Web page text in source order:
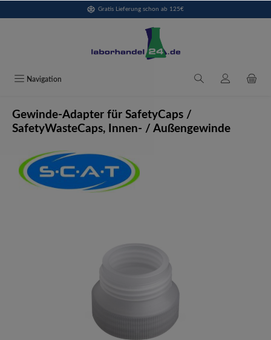
Gratis Lieferung schon ab 125€
Navigation
Gewinde-Adapter für SafetyCaps /
SafetyWasteCaps, Innen- / Außengewinde